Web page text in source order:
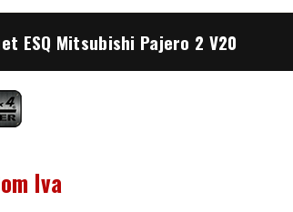
ESQ Mitsubishi Pajero 2 V20
Iva